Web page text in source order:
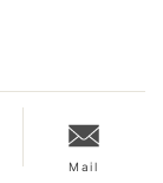
Mail